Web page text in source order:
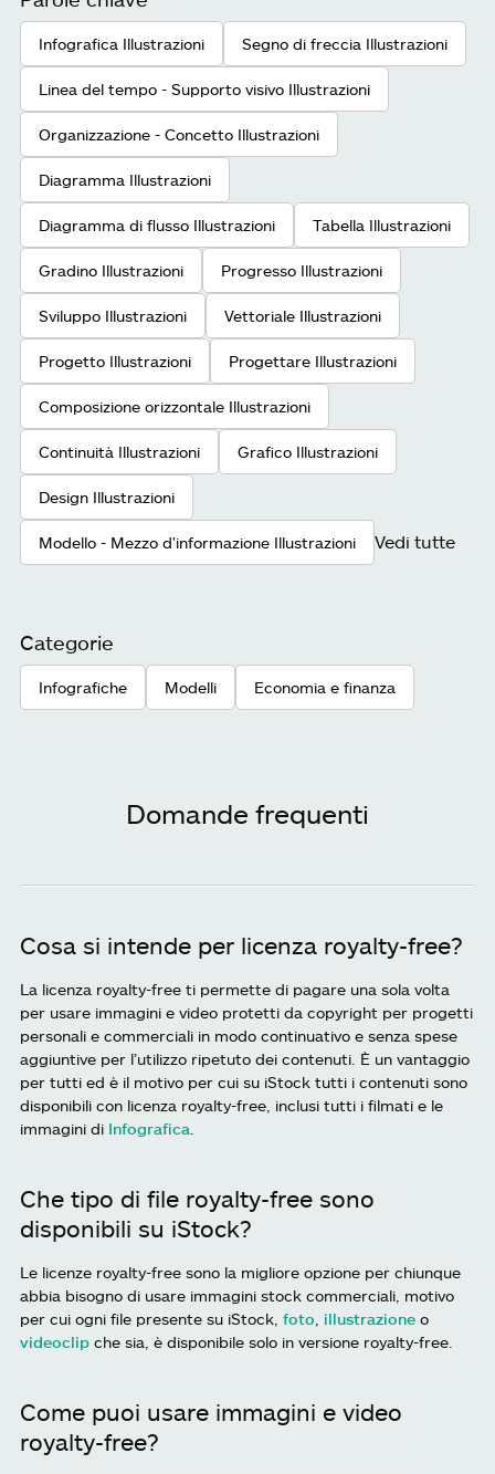
Infografica Illustrazioni Segno di freccia Illustrazioni
Linea del tempo - Supporto visivo Illustrazioni
Organizzazione - Concetto Illustrazioni
Diagramma Illustrazioni
Diagramma di flusso Illustrazioni Tabella Illustrazioni
Gradino Illustrazioni Progresso Illustrazioni
Sviluppo Illustrazioni Vettoriale Illustrazioni
Progetto Illustrazioni Progettare Illustrazioni
Composizione orizzontale Illustrazioni
Continuità Illustrazioni Grafico Illustrazioni
Design Illustrazioni
Modello - Mezzo d'informazione Illustrazioni Vedi tutte
Categorie
Infografiche Modelli Economia e finanza
Domande frequenti
Cosa si intende per licenza royalty-free?
La licenza royalty-free ti permette di pagare una sola volta
per usare immagini e video protetti da copyright per progetti
personali e commerciali in modo continuativo e senza spese
aggiuntive per l’utilizzo ripetuto dei contenuti. È un vantaggio
per tutti ed è il motivo per cui su iStock tutti i contenuti sono
disponibili con licenza royalty-free, inclusi tutti i filmati e le
immagini di Infografica
Che tipo di file royalty-free sono
disponibili su iStock?
Le licenze royalty-free sono la migliore opzione per chiunque
abbia bisogno di usare immagini stock commerciali, motivo
per cui ogni file presente su iStock, foto illustrazione o
videoclip che sia, è disponibile solo in versione royalty-free.
Come puoi usare immagini e video
royalty-free?